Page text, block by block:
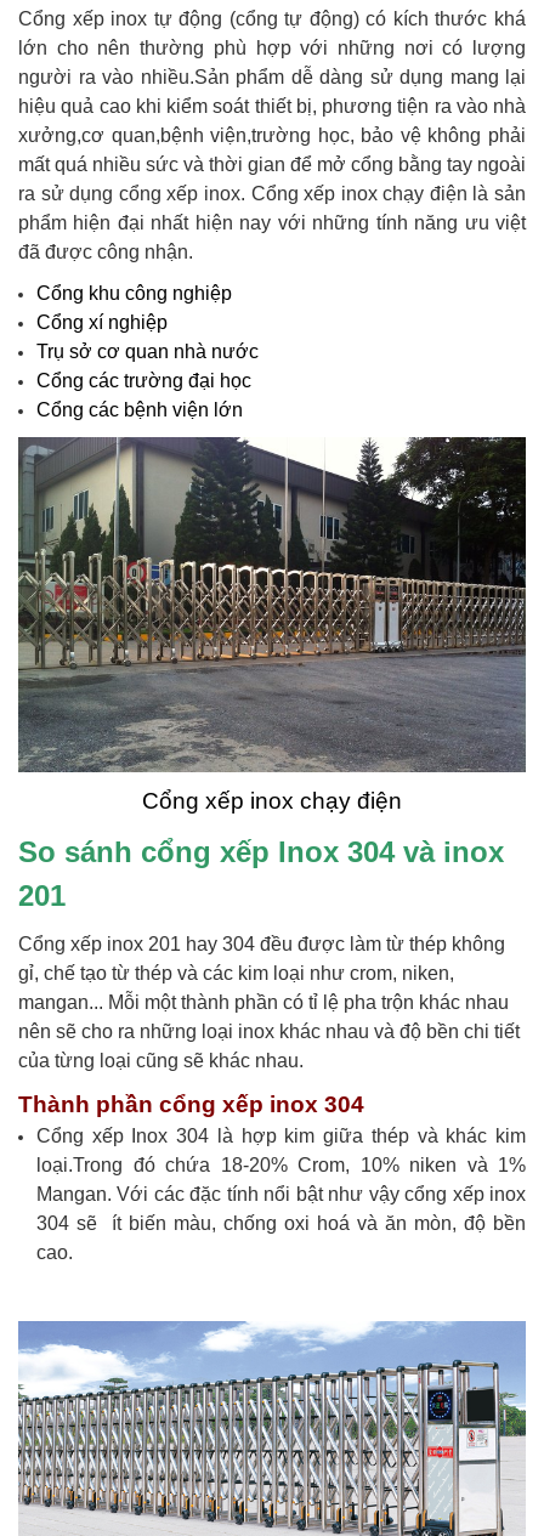
Cổng xếp inox tự động (cổng tự động) có kích thước khá
lớn cho nên thường phù hợp với những nơi có lượng
người ra vào nhiều.Sản phẩm dễ dàng sử dụng mang lại
hiệu quả cao khi kiểm soát thiết bị, phương tiện ra vào nhà
xưởng,cơ quan,bệnh viện,trường học, bảo vệ không phải
mất quá nhiều sức và thời gian để mở cổng bằng tay ngoài
ra sử dụng cổng xếp inox. Cổng xếp inox chạy điện là sản
phẩm hiện đại nhất hiện nay với những tính năng ưu việt
đã được công nhận.
Cổng khu công nghiệp
Cổng xí nghiệp
Trụ sở cơ quan nhà nước
Cổng các trường đại học
Cổng các bệnh viện lớn
Cổng xếp inox chạy điện
So sánh cổng xếp Inox 304 và inox
201
Cổng xếp inox 201 hay 304 đều được làm từ thép không
gỉ, chế tạo từ thép và các kim loại như crom, niken,
mangan... Mỗi một thành phần có tỉ lệ pha trộn khác nhau
nên sẽ cho ra những loại inox khác nhau và độ bền chi tiết
của từng loại cũng sẽ khác nhau.
Thành phần cổng xếp inox 304
Cổng xếp Inox 304 là hợp kim giữa thép và khác kim
loại.Trong đó chứa 18-20% Crom, 10% niken và 1%
Mangan. Với các đặc tính nổi bật như vậy cổng xếp inox
304 sẽ ít biến màu, chống oxi hoá và ăn mòn, độ bền
cao.